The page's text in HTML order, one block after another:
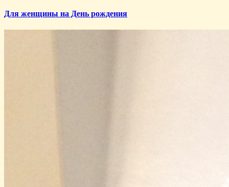
Для женщины на День рождения